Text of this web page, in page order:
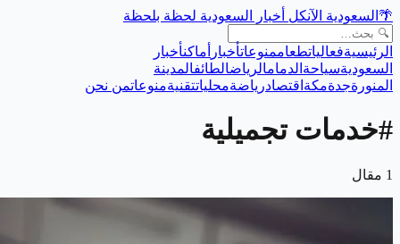
🌴 السعودية الآنكل أخبار السعودية لحظة بلحظة
الرئيسيةفعالياتطعاممنوعاتأخبار أماكنأخبار
السعوديةسياحة الدمامالرياضالطائفالمدينة
المنورةجدةمكة اقتصادرياضةمحلياتتقنيةمنوعاتمن نحن
#خدمات تجميلية
1 مقال